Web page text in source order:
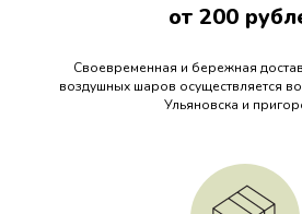
от 200
Своевременная и бережная
воздушных шаров осуществляется
Ульяновска и